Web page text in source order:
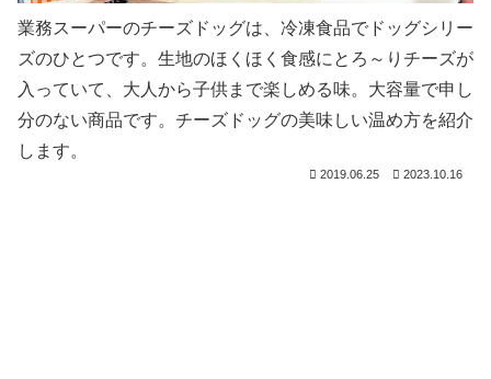
業務スーパーのチーズドッグは、冷凍食品でドッグシリー
ズのひとつです。生地のほくほく食感にとろ～りチーズが
入っていて、大人から子供まで楽しめる味。大容量で申し
分のない商品です。チーズドッグの美味しい温め方を紹介
します。
2019.06.25 2023.10.16